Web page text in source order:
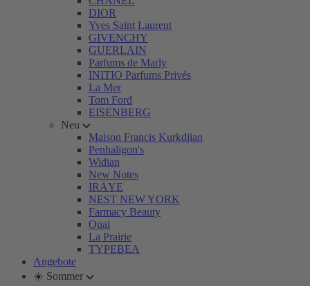
DIOR
Yves Saint Laurent
GIVENCHY
GUERLAIN
Parfums de Marly
INITIO Parfums Privés
La Mer
Tom Ford
EISENBERG
Neu
Maison Francis Kurkdjian
Penhaligon's
Widian
New Notes
IRÄYE
NEST NEW YORK
Farmacy Beauty
Ouai
La Prairie
TYPEBEA
Angebote
☀️ Sommer